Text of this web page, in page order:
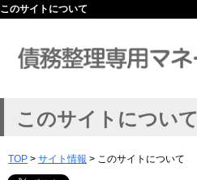
このサイトについて
このサイトについて
TOP > サイト情報 > このサイトについて